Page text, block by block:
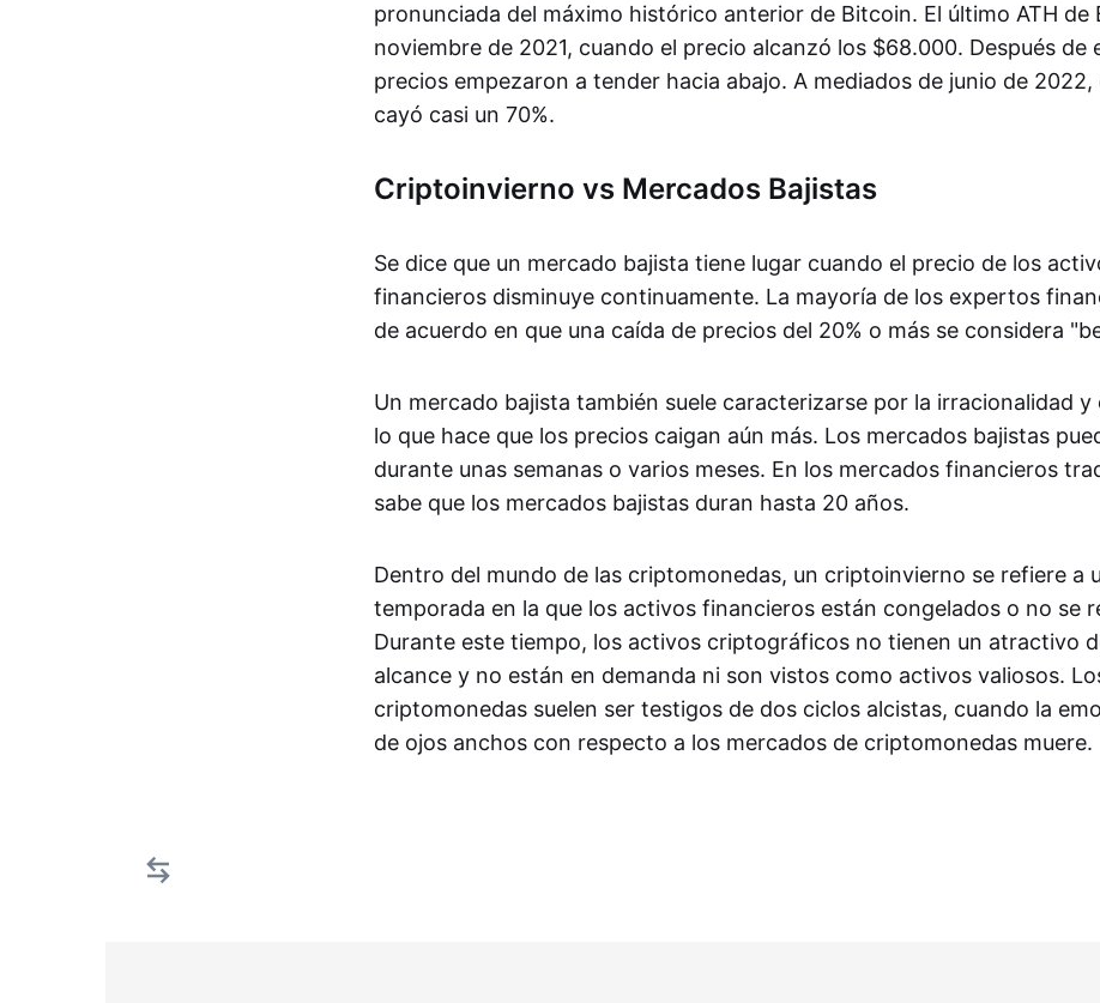
pronunciada del máximo histórico anterior de Bitcoin. El último ATH de
noviembre de 2021, cuando el precio alcanzó los $68.000. Después de
precios empezaron a tender hacia abajo. A mediados de junio de 2022,
cayó casi un 70%.
Criptoinvierno vs Mercados Bajistas
Se dice que un mercado bajista tiene lugar cuando el precio de los
financieros disminuye continuamente. La mayoría de los expertos
de acuerdo en que una caída de precios del 20% o más se considera
Un mercado bajista también suele caracterizarse por la irracionalidad y
lo que hace que los precios caigan aún más. Los mercados bajistas
durante unas semanas o varios meses. En los mercados financieros
sabe que los mercados bajistas duran hasta 20 años.
Dentro del mundo de las criptomonedas, un criptoinvierno se refiere a
temporada en la que los activos financieros están congelados o no se
Durante este tiempo, los activos criptográficos no tienen un atractivo
alcance y no están en demanda ni son vistos como activos valiosos.
criptomonedas suelen ser testigos de dos ciclos alcistas, cuando la
de ojos anchos con respecto a los mercados de criptomonedas muere.